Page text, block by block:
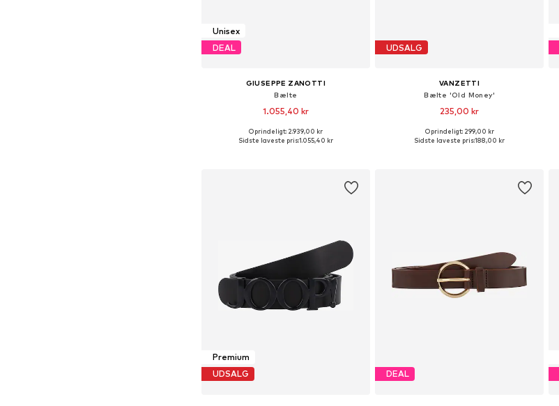
Unisex
DEAL
GIUSEPPE ZANOTTI
Bælte
1.055,40 kr
Tilgængelige størrelser: 75-95
Oprindeligt: 2.939,00 kr
Sidste laveste pris:1.055,40 kr
UDSALG
VANZETTI
Bælte 'Old Money'
235,00 kr
Oprindeligt: 299,00 kr
Sidste laveste pris:188,00 kr
Premium
UDSALG
DEAL